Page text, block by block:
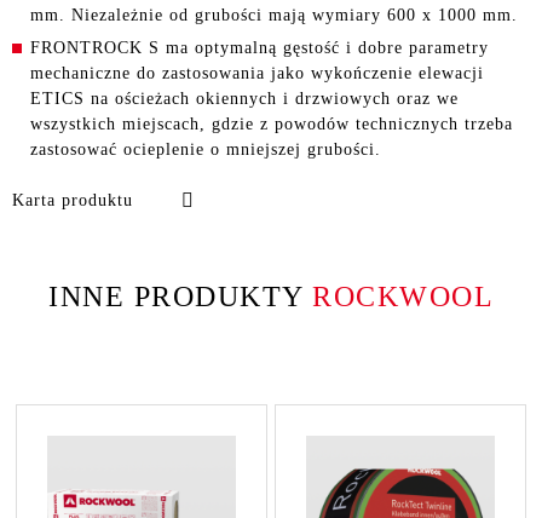
mm. Niezależnie od grubości mają wymiary 600 x 1000 mm.
FRONTROCK S ma optymalną gęstość i dobre parametry
mechaniczne do zastosowania jako wykończenie elewacji
ETICS na ościeżach okiennych i drzwiowych oraz we
wszystkich miejscach, gdzie z powodów technicznych trzeba
zastosować ocieplenie o mniejszej grubości.
Karta produktu
INNE PRODUKTY ROCKWOOL